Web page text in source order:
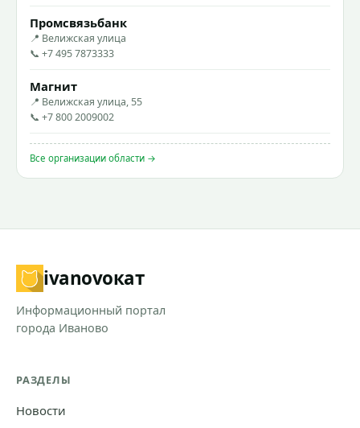
Промсвязьбанк
📍 Велижская улица
📞 +7 495 7873333
Магнит
📍 Велижская улица, 55
📞 +7 800 2009002
Все организации области →
ivanovoкат
Информационный портал
города Иваново
РАЗДЕЛЫ
Новости